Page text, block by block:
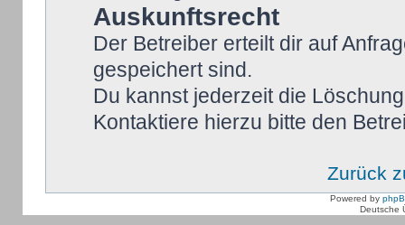
Auskunftsrecht
Der Betreiber erteilt dir auf
gespeichert sind.
Du kannst jederzeit die
Kontaktiere hierzu bitte den
Zurück
Powered by
Deutsche